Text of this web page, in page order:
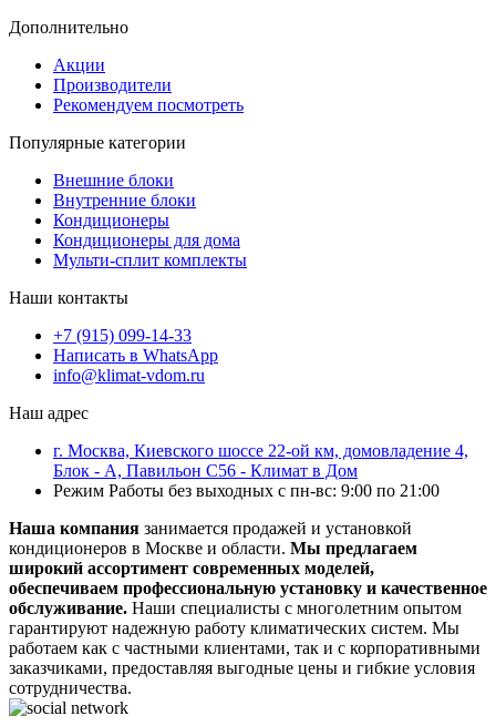
Дополнительно
Акции
Производители
Рекомендуем посмотреть
Популярные категории
Внешние блоки
Внутренние блоки
Кондиционеры
Кондиционеры для дома
Мульти-сплит комплекты
Наши контакты
+7 (915) 099-14-33
Написать в WhatsApp
info@klimat-vdom.ru
Наш адрес
г. Москва, Киевского шоссе 22-ой км, домовладение 4,
Блок - А, Павильон С56 - Климат в Дом
Режим Работы без выходных с пн-вс: 9:00 по 21:00
Наша компания занимается продажей и установкой
кондиционеров в Москве и области. Мы предлагаем
широкий ассортимент современных моделей,
обеспечиваем профессиональную установку и качественное
обслуживание. Наши специалисты с многолетним опытом
гарантируют надежную работу климатических систем. Мы
работаем как с частными клиентами, так и с корпоративными
заказчиками, предоставляя выгодные цены и гибкие условия
сотрудничества.